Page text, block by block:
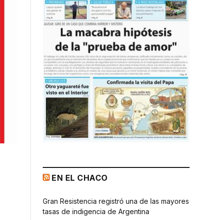
EN EL CHACO
Gran Resistencia registró una de las mayores
tasas de indigencia de Argentina